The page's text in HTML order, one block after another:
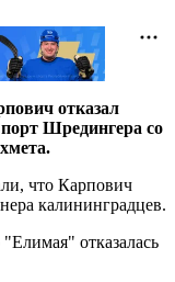
отказал
Шредингера со
что Карпович
калининградцев.
отказалась